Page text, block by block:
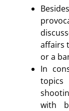
affairs
or a
In
topics
with